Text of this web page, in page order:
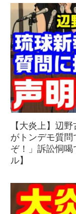
【大炎上】辺
がトンデモ質
ぞ！」訴訟恫
ル】